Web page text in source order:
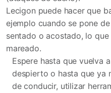
Lecigon puede hacer que
ejemplo cuando se pone
sentado o acostado, lo
mareado.
Espere hasta que vuelva
despierto o hasta que ya
de conducir, utilizar